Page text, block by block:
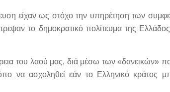
είχαν ως στόχο την υπηρέτηση των
το δημοκρατικό πολίτευμα της
του λαού μας, διά μέσω των «δανεικών»
να ασχοληθεί εάν το Ελληνικό κράτος